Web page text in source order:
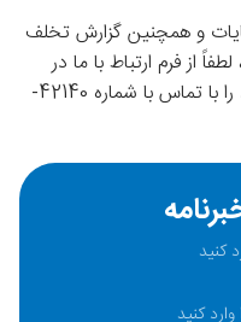
و همچنین گزارش تخلف
از فرم ارتباط با ما در
سایت استفاده کرده یا درخواست خود را با تماس با شماره 42140-